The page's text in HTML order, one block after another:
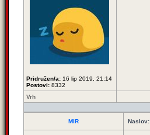
Pridružen/a: 16 lip 2019, 21:14
Postovi: 8332
Vrh
MIR Naslov: